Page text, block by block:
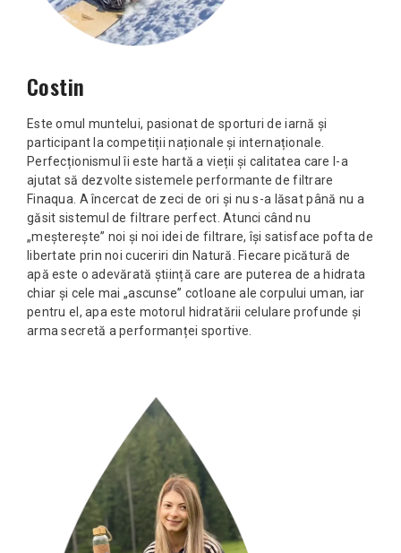
Costin
Este omul muntelui, pasionat de sporturi de iarnă și
participant la competiții naționale și internaționale.
Perfecționismul îi este hartă a vieții și calitatea care l-a
ajutat să dezvolte sistemele performante de filtrare
Finaqua. A încercat de zeci de ori și nu s-a lăsat până nu a
găsit sistemul de filtrare perfect. Atunci când nu
„meșterește” noi și noi idei de filtrare, își satisface pofta de
libertate prin noi cuceriri din Natură. Fiecare picătură de
apă este o adevărată știință care are puterea de a hidrata
chiar și cele mai „ascunse” cotloane ale corpului uman, iar
pentru el, apa este motorul hidratării celulare profunde și
arma secretă a performanței sportive.